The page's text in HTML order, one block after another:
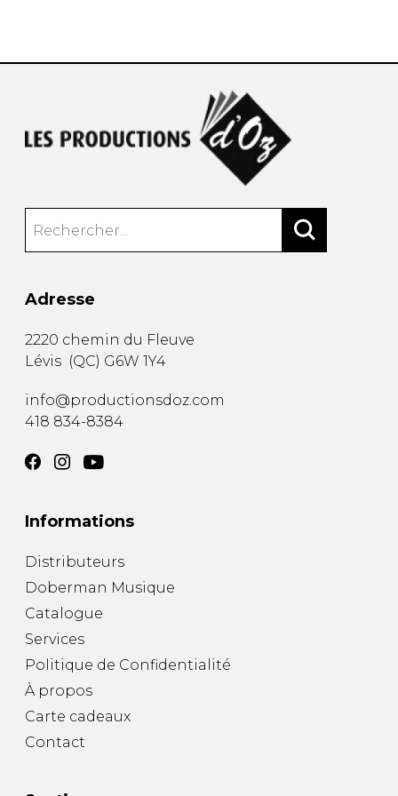
Adresse
2220 chemin du Fleuve
Lévis (QC) G6W 1Y4
info@productionsdoz.com
418 834-8384
Informations
Distributeurs
Doberman Musique
Catalogue
Services
Politique de Confidentialité
À propos
Carte cadeaux
Contact